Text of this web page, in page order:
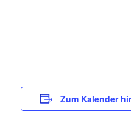
Zum Kalender